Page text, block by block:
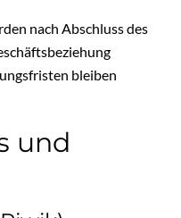
nach Abschluss des
bleiben
und